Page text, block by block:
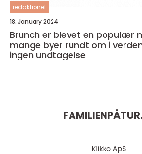
redaktionel
18. January 2024
Brunch er blevet en populær
mange byer rundt om i
ingen undtagelse
FAMILIENPÅTUR.